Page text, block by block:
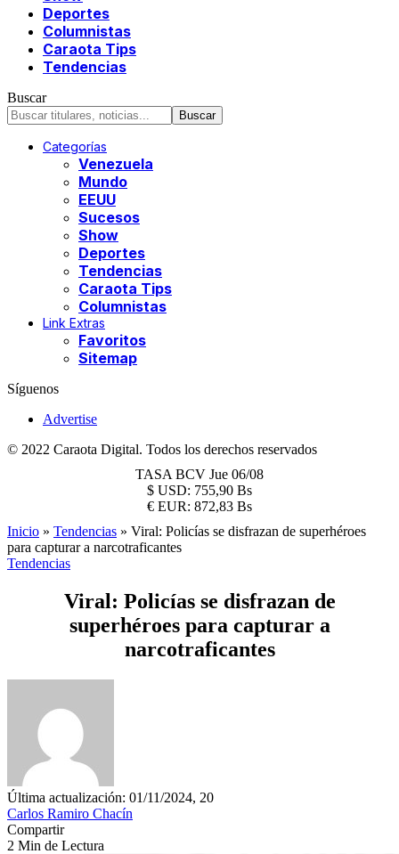
Deportes
Columnistas
Caraota Tips
Tendencias
Buscar
Categorías
Venezuela
Mundo
EEUU
Sucesos
Show
Deportes
Tendencias
Caraota Tips
Columnistas
Link Extras
Favoritos
Sitemap
Síguenos
Advertise
© 2022 Caraota Digital. Todos los derechos reservados
TASA BCV Jue 06/08
$ USD: 755,90 Bs
€ EUR: 872,83 Bs
Inicio » Tendencias » Viral: Policías se disfrazan de superhéroes
para capturar a narcotraficantes
Tendencias
Viral: Policías se disfrazan de
superhéroes para capturar a
narcotraficantes
Última actualización: 01/11/2024, 20
Carlos Ramiro Chacín
Compartir
2 Min de Lectura